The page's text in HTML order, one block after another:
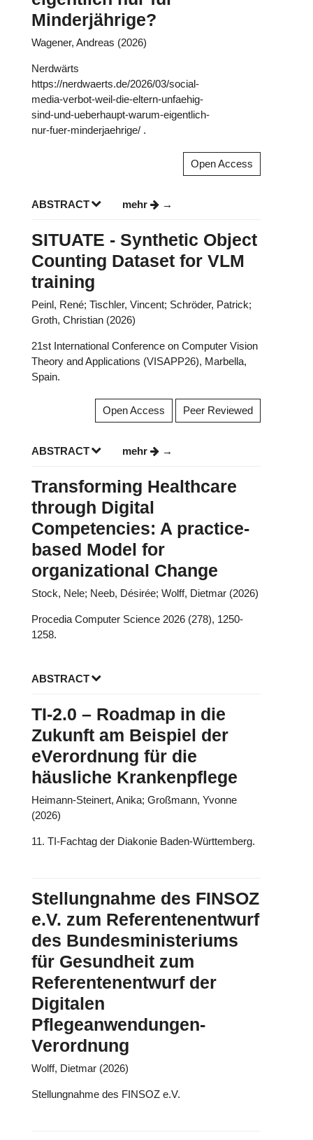
Minderjährige?
Wagener, Andreas (2026)
Nerdwärts
https://nerdwaerts.de/2026/03/social-
media-verbot-weil-die-eltern-unfaehig-
sind-und-ueberhaupt-warum-eigentlich-
nur-fuer-minderjaehrige/ .
Open Access
ABSTRACT mehr
SITUATE - Synthetic Object
Counting Dataset for VLM
training
Peinl, René; Tischler, Vincent; Schröder, Patrick;
Groth, Christian (2026)
21st International Conference on Computer Vision
Theory and Applications (VISAPP26), Marbella,
Spain.
Open Access Peer Reviewed
ABSTRACT mehr
Transforming Healthcare
through Digital
Competencies: A practice-
based Model for
organizational Change
Stock, Nele; Neeb, Désirée; Wolff, Dietmar (2026)
Procedia Computer Science 2026 (278), 1250-
1258.
ABSTRACT
TI-2.0 – Roadmap in die
Zukunft am Beispiel der
eVerordnung für die
häusliche Krankenpflege
Heimann-Steinert, Anika; Großmann, Yvonne
(2026)
11. TI-Fachtag der Diakonie Baden-Württemberg.
Stellungnahme des FINSOZ
e.V. zum Referentenentwurf
des Bundesministeriums
für Gesundheit zum
Referentenentwurf der
Digitalen
Pflegeanwendungen-
Verordnung
Wolff, Dietmar (2026)
Stellungnahme des FINSOZ e.V.